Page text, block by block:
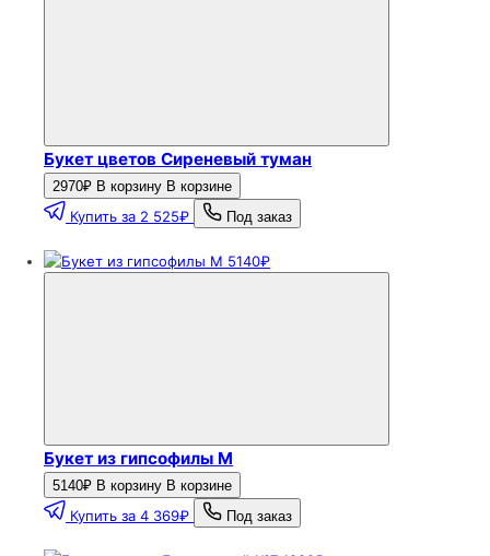
Букет цветов Сиреневый туман
2970₽ В корзину В корзине
Купить за 2 525₽ Под заказ
5140₽
Букет из гипсофилы M
5140₽ В корзину В корзине
Купить за 4 369₽ Под заказ